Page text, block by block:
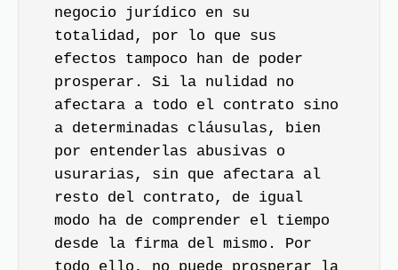
negocio jurídico en su
totalidad, por lo que sus
efectos tampoco han de poder
prosperar. Si la nulidad no
afectara a todo el contrato sino
a determinadas cláusulas, bien
por entenderlas abusivas o
usurarias, sin que afectara al
resto del contrato, de igual
modo ha de comprender el tiempo
desde la firma del mismo. Por